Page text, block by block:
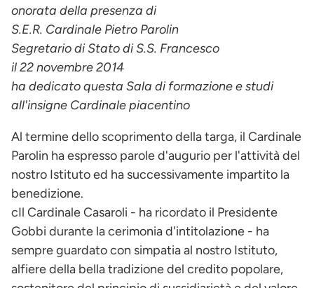
onorata della presenza di
S.E.R. Cardinale Pietro Parolin
Segretario di Stato di S.S. Francesco
il 22 novembre 2014
ha dedicato questa Sala di formazione e studi
all'insigne Cardinale piacentino
Al termine dello scoprimento della targa, il Cardinale
Parolin ha espresso parole d'augurio per l'attività del
nostro Istituto ed ha successivamente impartito la
benedizione.
cIl Cardinale Casaroli - ha ricordato il Presidente
Gobbi durante la cerimonia d'intitolazione - ha
sempre guardato con simpatia al nostro Istituto,
alfiere della bella tradizione del credito popolare,